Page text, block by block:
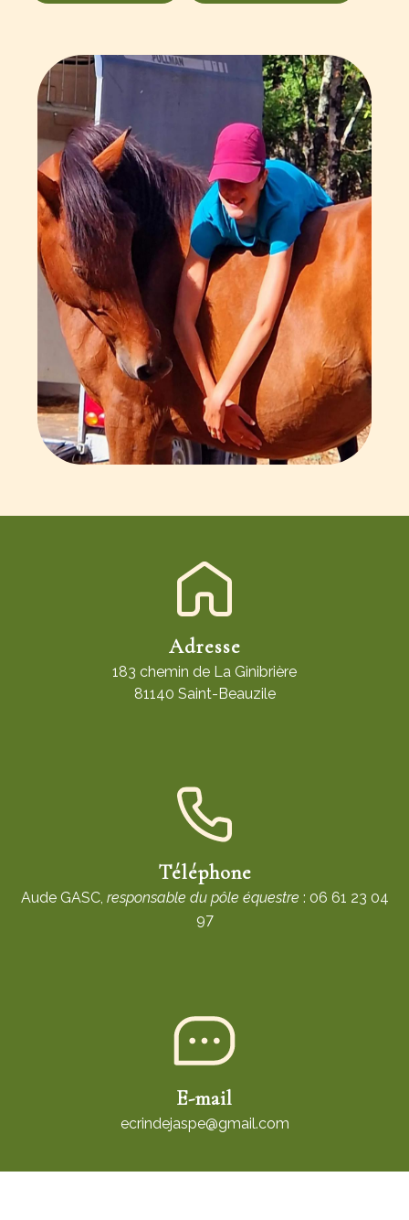
Adresse
183 chemin de La Ginibrière
81140 Saint-Beauzile
Téléphone
Aude GASC, responsable du pôle équestre : 06 61 23 04
97
E-mail
ecrindejaspe@gmail.com